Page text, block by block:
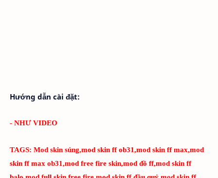
Hướng dẫn cài đặt:
- NHƯ VIDEO
TAGS: Mod skin súng,mod skin ff ob31,mod skin ff max,mod
skin ff max ob31,mod free fire skin,mod đồ ff,mod skin ff